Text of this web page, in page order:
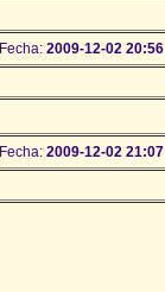
Fecha: 2009-12-02 20:56
Fecha: 2009-12-02 21:07